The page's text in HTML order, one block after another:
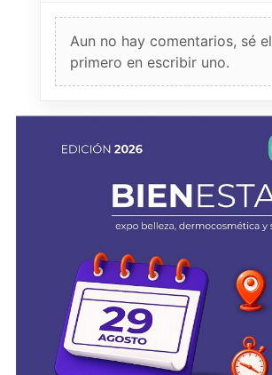
Aun no hay comentarios, sé el
primero en escribir uno.